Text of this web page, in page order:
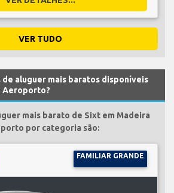
VER TUDO
de aluguer mais baratos disponíveis
Aeroporto?
mais barato de Sixt em Madeira
por categoria são:
FAMILIAR GRANDE